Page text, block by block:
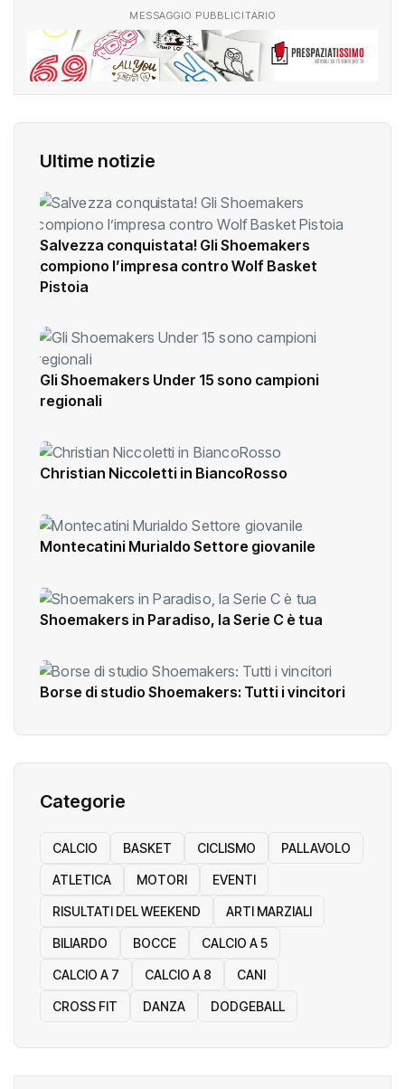
MESSAGGIO PUBBLICITARIO
Ultime notizie
Salvezza conquistata! Gli Shoemakers
compiono l’impresa contro Wolf Basket
Pistoia
Gli Shoemakers Under 15 sono campioni
regionali
Christian Niccoletti in BiancoRosso
Montecatini Murialdo Settore giovanile
Shoemakers in Paradiso, la Serie C è tua
Borse di studio Shoemakers: Tutti i vincitori
Categorie
CALCIO BASKET CICLISMO PALLAVOLO
ATLETICA MOTORI EVENTI
RISULTATI DEL WEEKEND ARTI MARZIALI
BILIARDO BOCCE CALCIO A 5
CALCIO A 7 CALCIO A 8 CANI
CROSS FIT DANZA DODGEBALL